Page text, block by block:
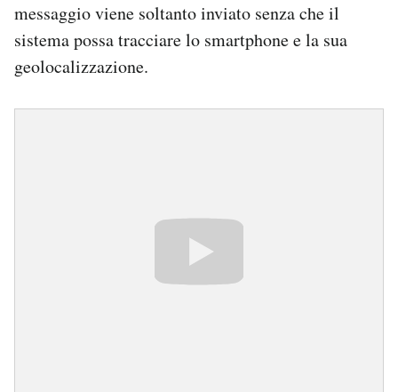
messaggio viene soltanto inviato senza che il
sistema possa tracciare lo smartphone e la sua
geolocalizzazione.